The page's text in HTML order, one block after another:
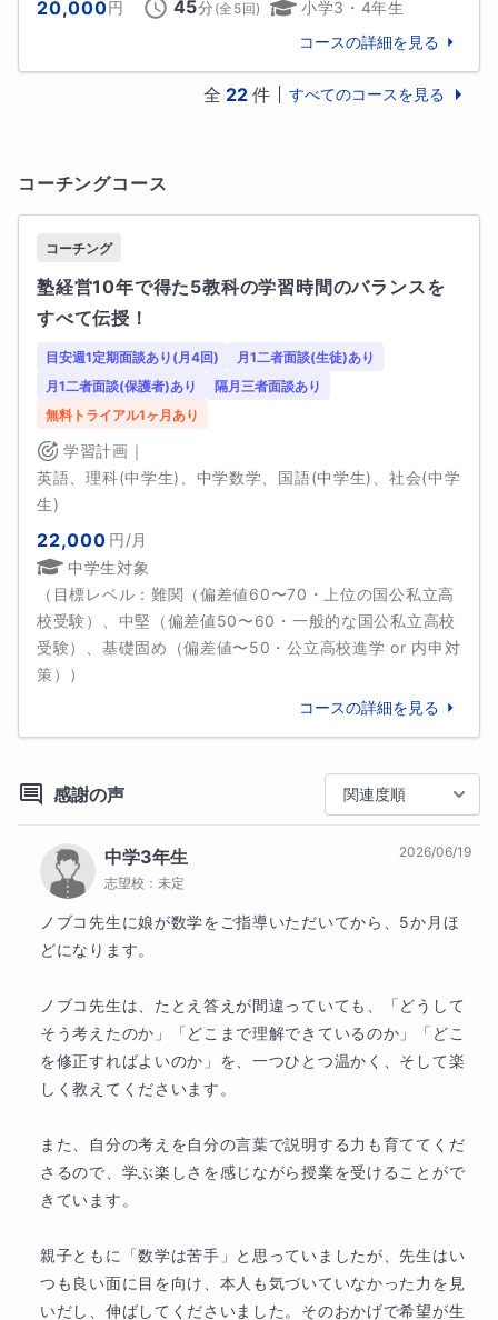
授業中、考え方を説明してもらいますが、お話が苦手
でも安心してください✨
少しずつ、自分の言葉にする場面を増やしていきま
にこにこ笑顔で待ってますね😊
こと。お子様の反応を想像して、ワクワクしながら作
っています。
②花言葉。
自分にピッタリの花（ピッタリになりたい花）は、雑
草の「カタバミ」です。花言葉は「喜び」「輝く心」
「母のやさしさ」「あなたと共に」です。
学歴
国立鹿児島大学　教育学部　小学校教員養成課程　入
国立鹿児島大学　教育学部　小学校教員養成課程　数
学専修　卒業
【職歴】
鹿児島県公立学校教員(小学校)　16年
メキシコ nakayoshi幼稚園ハポネス(日本語)の先生
個別指導塾(算数・中学数学指導)　1年
進学塾経営(算数・中学数学・中学理科の指導）10年以
【免許・資格】
小学校教諭１種免許状
中学校教諭１種免許状（数学）
英検2級
20,000円 45分 (全 5回)
小学3・4年生
コースの詳細を見る
全 22 件 すべてのコースを見る
コーチングコース
コーチング
塾経営10年で得た5教科の学習時間のバランスを
すべて伝授！
目安週1定期面談あり(月4回)
月1二者面談(生徒)あり
月1二者面談(保護者)あり
隔月三者面談あり
無料トライアル1ヶ月あり
学習計画｜
英語、理科(中学生)、中学数学、国語(中学生)、社会(中学
生)
22,000 円/月
中学生対象
（目標レベル： 難関（偏差値60〜70・上位の国公私立高
校受験）、中堅（偏差値50〜60・一般的な国公私立高校
受験）、基礎固め（偏差値〜50・公立高校進学 or 内申対
策） ）
コースの詳細を見る
感謝の声 関連度順
中学3年生
志望校： 未定
2026/06/19
ノブコ先生に娘が数学をご指導いただいてから、5か月ほ
どになります。
ノブコ先生は、たとえ答えが間違っていても、「どうして
そう考えたのか」「どこまで理解できているのか」「どこ
を修正すればよいのか」を、一つひとつ温かく、そして楽
しく教えてくださいます。
また、自分の考えを自分の言葉で説明する力も育ててくだ
さるので、学ぶ楽しさを感じながら授業を受けることがで
きています。
親子ともに「数学は苦手」と思っていましたが、先生はい
つも良い面に目を向け、本人も気づいていなかった力を見
いだし、伸ばしてくださいました。そのおかげで希望が生